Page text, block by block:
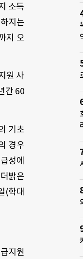
소득
지는
지 오
원 사
간 60
기초
경우
성에
밝은
(학대
지원